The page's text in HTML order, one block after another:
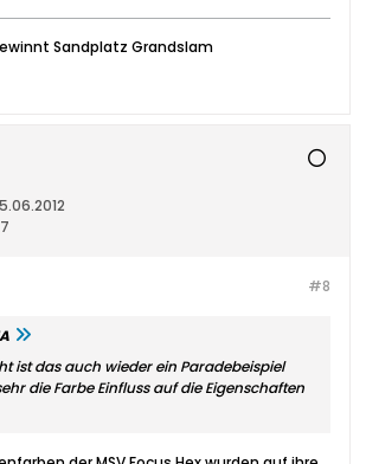
Sandplatz Grandslam
#8
ist das auch wieder ein Paradebeispiel
die Farbe Einfluss auf die Eigenschaften